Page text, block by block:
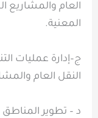
العام والمشاريع
المعنية.
ج–إدارة عمليات
النقل العام
د – تطوير